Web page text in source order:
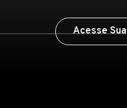
Acesse